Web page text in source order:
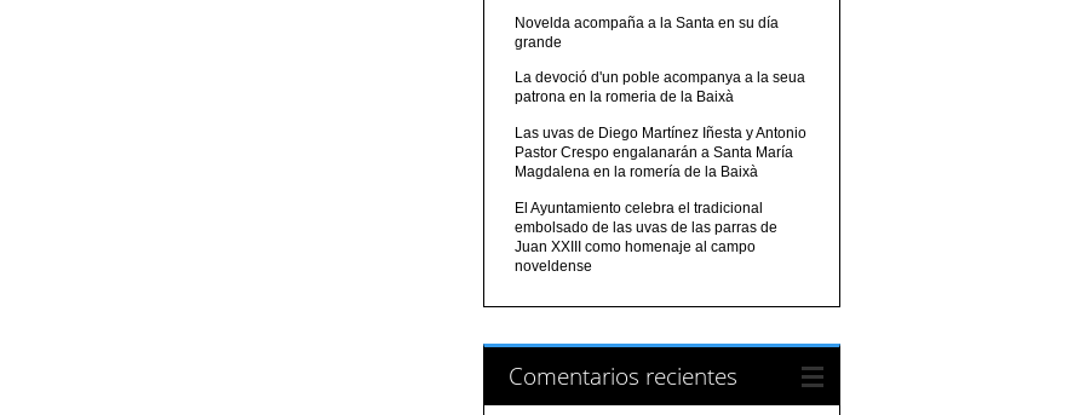
Novelda acompaña a la Santa en su día
grande
La devoció d'un poble acompanya a la seua
patrona en la romeria de la Baixà
Las uvas de Diego Martínez Iñesta y Antonio
Pastor Crespo engalanarán a Santa María
Magdalena en la romería de la Baixà
El Ayuntamiento celebra el tradicional
embolsado de las uvas de las parras de
Juan XXIII como homenaje al campo
noveldense
Comentarios recientes